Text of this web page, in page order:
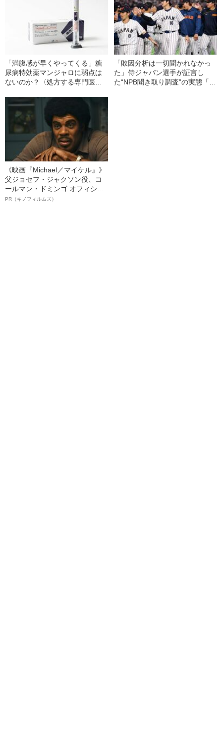
「満腹感が早くやってくる」糖
尿病特効薬マンジャロに弱点は
ないのか？〈処方する専門医が
「敗因分析は一切聞かれなかっ
た」侍ジャパン選手が証言し
た“NPB聞き取り調査”の実態「選
《映画『Michael／マイケル』》
父ジョセフ・ジャクソン役、コ
ールマン・ドミンゴ オフィシャ
ルインタビュー“観客を魅了した
PR（キノフィルムズ）